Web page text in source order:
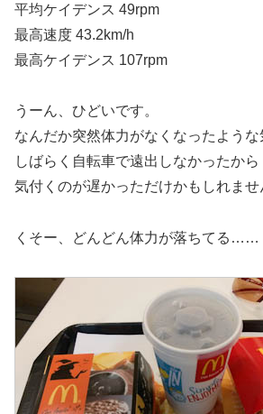
平均ケイデンス 49rpm
最高速度 43.2km/h
最高ケイデンス 107rpm
うーん、ひどいです。
なんだか突然体力がなくなったよう
しばらく自転車で遠出しなかったから
気付くのが遅かっただけかもしれませ
くそー、どんどん体力が落ちてる……